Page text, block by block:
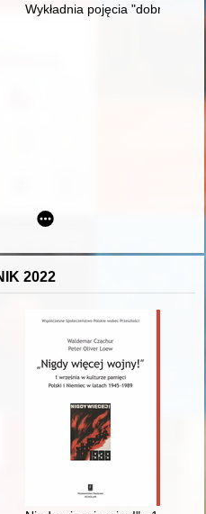
się, bo już to długo trwać nie
Wykładnia pojęcia "dobrej
swastyki : cudzoziemscy
2022